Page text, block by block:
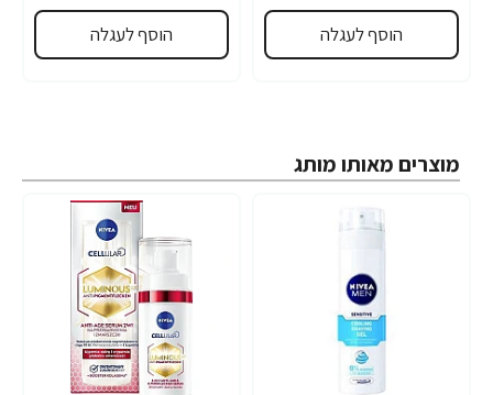
הוסף לעגלה הוסף לעגלה
מוצרים מאותו מותג